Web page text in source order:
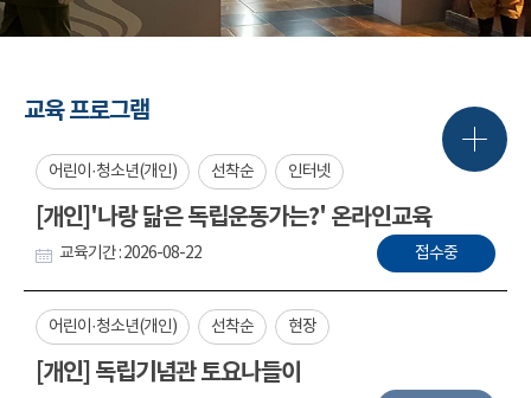
교육 프로그램
어린이·청소년(개인) 선착순 인터넷
[개인]'나랑 닮은 독립운동가는?' 온라인교육
교육기간 : 2026-08-22 접수중
어린이·청소년(개인) 선착순 현장
[개인] 독립기념관 토요나들이